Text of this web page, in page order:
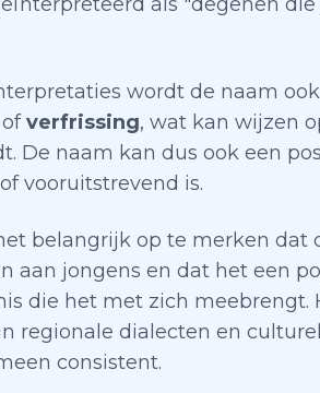
wordt de naam
ofverfrissing, wat kan wijzen
De naam kan dus ook een
vooruitstrevend is.
belangrijk op te merken dat
aan jongens en dat het een
die het met zich
regionale dialecten en
consistent.